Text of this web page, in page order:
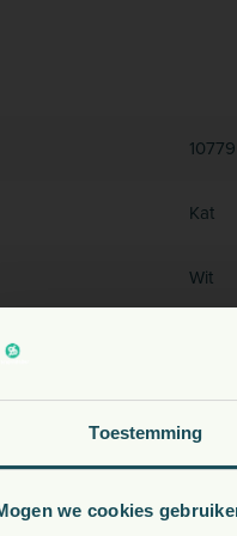
Toestemming
we cookies
10779
Kat
Wit
Fox Den Toy